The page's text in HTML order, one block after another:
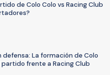
de Colo Colo vs Racing Club
defensa: La formación de Colo
frente a Racing Club